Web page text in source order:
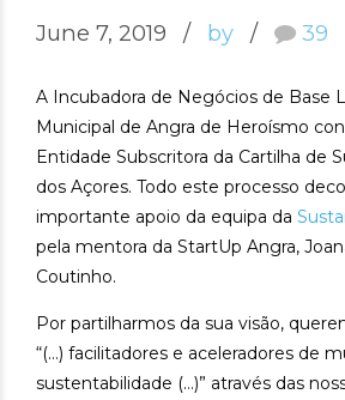
June 7, 2019 by 39
A Incubadora de Negócios de Base
Municipal de Angra de Heroísmo
Entidade Subscritora da Cartilha de
dos Açores. Todo este processo
importante apoio da equipa da
pela mentora da StartUp Angra,
Coutinho.
Por partilharmos da sua visão,
“(…) facilitadores e aceleradores de
sustentabilidade (…)” através das